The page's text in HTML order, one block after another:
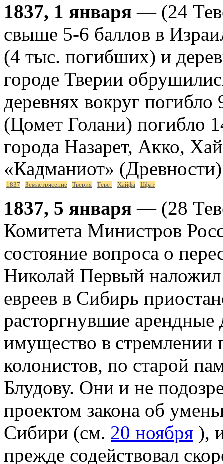
1837, 1 января — (24
свыше 5-6 баллов в
(4 тыс. погибших) и
городе Тверии
деревнях вокруг
(Цомет Голани) погибло
города Назарет, Акко,
«Кадманиот»
1837 Землетрясение Тверия Тевет Хайфа Цфат
1837, 5 января — (28
Комитета Министров
состояние вопроса о
Николай Первый
евреев в Сибирь
расторгнувшие
имущество в стремлении
колонистов, по старой
Блудову. Они и не
проектом закона об
Сибири (см. 20 ноября ),
прежде содействовал